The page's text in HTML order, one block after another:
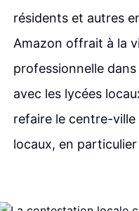
résidents et autres
Amazon offrait à la
professionnelle
avec les lycées
refaire le centre-
locaux, en